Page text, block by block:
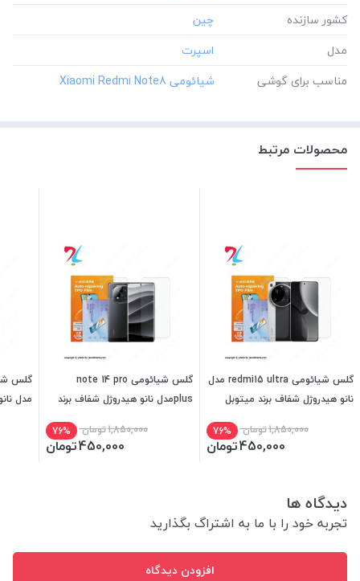
کشور سازنده
مدل
مناسب برای گوشی
محصولات مرتبط
گلس شیائومی redmi15 ultra مدل
نانو هیدروژل شفاف برند میتوبل
1,850,000تومان 76%
450,000تومان
گلس شیائومی note 14 pro
plusمدل نانو هیدروژل شفاف برند
1,850,000تومان 76%
450,000تومان
مدل
دیدگاه ها
تجربه خود را با ما به اشتراگ بگذارید
افزودن دیدگاه